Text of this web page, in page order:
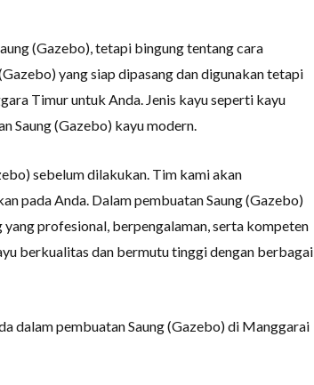
(Gazebo), tetapi bingung tentang cara
yang siap dipasang dan digunakan tetapi
Timur untuk Anda. Jenis kayu seperti kayu
Saung (Gazebo) kayu modern.
sebelum dilakukan. Tim kami akan
pada Anda. Dalam pembuatan Saung (Gazebo)
profesional, berpengalaman, serta kompeten
berkualitas dan bermutu tinggi dengan berbagai
dalam pembuatan Saung (Gazebo) di Manggarai